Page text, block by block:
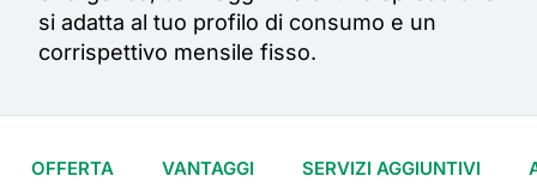
si adatta al tuo profilo di consumo e un
corrispettivo mensile fisso.
OFFERTA VANTAGGI SERVIZI AGGIUNTIVI